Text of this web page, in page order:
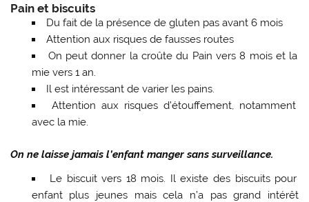
Pain et biscuits
Du fait de la présence de gluten pas avant 6 mois
Attention aux risques de fausses routes
On peut donner la croûte du Pain vers 8 mois et la
mie vers 1 an.
Il est intéressant de varier les pains.
Attention aux risques d’étouffement, notamment
avec la mie.
On ne laisse jamais l’enfant manger sans surveillance.
Le biscuit vers 18 mois. Il existe des biscuits pour
enfant plus jeunes mais cela n’a pas grand intérêt